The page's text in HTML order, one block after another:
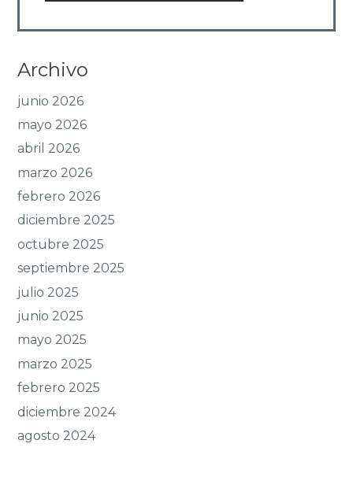
Archivo
junio 2026
mayo 2026
abril 2026
marzo 2026
febrero 2026
diciembre 2025
octubre 2025
septiembre 2025
julio 2025
junio 2025
mayo 2025
marzo 2025
febrero 2025
diciembre 2024
agosto 2024